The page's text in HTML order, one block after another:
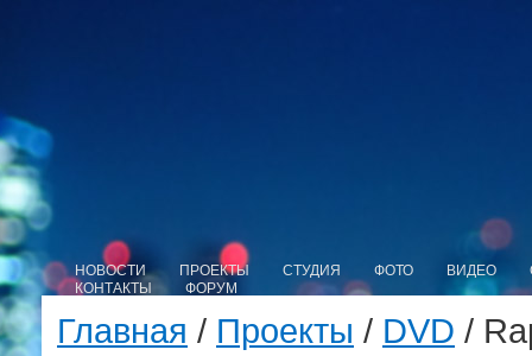
НОВОСТИ ПРОЕКТЫ СТУДИЯ ФОТО ВИДЕО
КОНТАКТЫ
ФОРУМ
Главная / Проекты / DVD /